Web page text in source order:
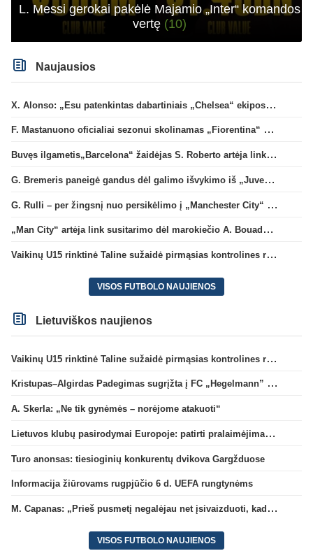
L. Messi gerokai pakėlė Majamio „Inter“ komandos
vertę (10)
Naujausios
X. Alonso: „Esu patenkintas dabartiniais „Chelsea“ ekipos vartininkais“
F. Mastanuono oficialiai sezonui skolinamas „Fiorentina“ ekipai
Buvęs ilgametis„Barcelona“ žaidėjas S. Roberto artėja link persikėlimo į MLS
G. Bremeris paneigė gandus dėl galimo išvykimo iš „Juventus“ klubo
G. Rulli – per žingsnį nuo persikėlimo į „Manchester City“ klubą
„Man City“ artėja link susitarimo dėl marokiečio A. Bouaddi persikėlimo
Vaikinų U15 rinktinė Taline sužaidė pirmąsias kontrolines rungtynes
VISOS FUTBOLO NAUJIENOS
Lietuviškos naujienos
Vaikinų U15 rinktinė Taline sužaidė pirmąsias kontrolines rungtynes
Kristupas–Algirdas Padegimas sugrįžta į FC „Hegelmann” B sudėtį
A. Skerla: „Ne tik gynėmės – norėjome atakuoti“
Lietuvos klubų pasirodymai Europoje: patirti pralaimėjimai Kroatijos atstovams
Turo anonsas: tiesioginių konkurentų dvikova Gargžduose
Informacija žiūrovams rugpjūčio 6 d. UEFA rungtynėms
M. Capanas: „Prieš pusmetį negalėjau net įsivaizduoti, kad žaisime prieš „Hajduk“
VISOS FUTBOLO NAUJIENOS